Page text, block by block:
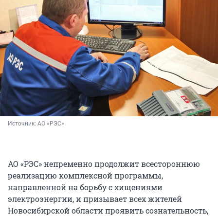
Источник: АО «РЭС»
АО «РЭС» непременно продолжит всестороннюю
реализацию комплексной программы,
направленной на борьбу с хищениями
электроэнергии, и призывает всех жителей
Новосибирской области проявить сознательность,